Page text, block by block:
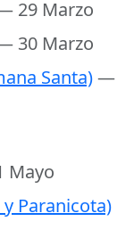
29 Marzo
30 Marzo
Santa)—
Mayo
Paranicota)